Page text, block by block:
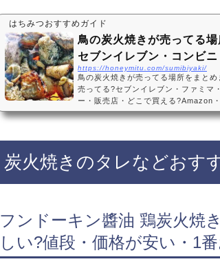
はちみつおすすめガイド
鳥の炭火焼きが売ってる
セブンイレブン・コンビ
https://honeymitu.com/sumibiyaki/
鳥の炭火焼きが売ってる場所をまと
売ってる?セブンイレブン・ファミマ
ー・販売店・どこで買える?Amazon
い?鳥の炭火焼きは、セブンイレブン
物焼き鳥 鶏の炭火焼100ｇ 手仕込み
た焼き立て…
炭火焼きのタレなどおす
フンドーキン醬油 鶏炭火焼
しい?値段・価格が安い・1